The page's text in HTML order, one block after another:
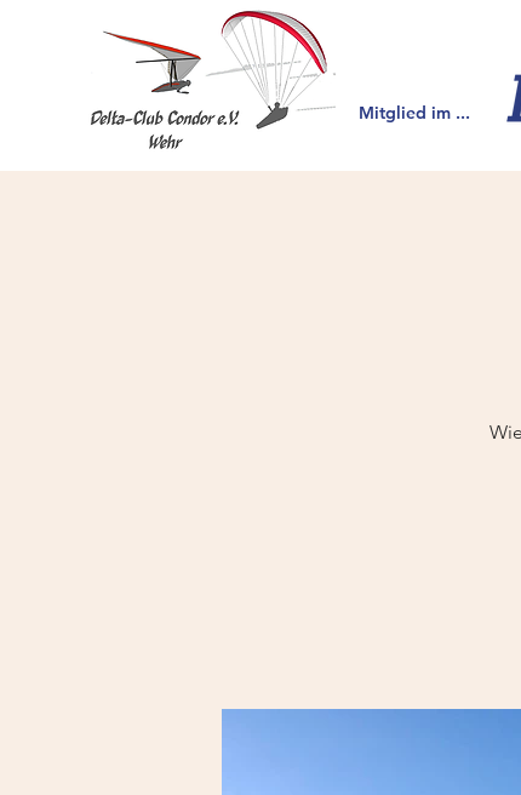
Mitglied im ...